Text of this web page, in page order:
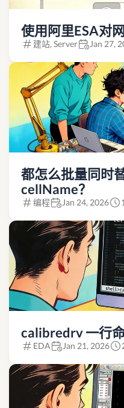
使用阿里ESA对
建站, Server Jan 27,
都怎么批量同时
cellName？
编程 Jan 24, 2026
calibredrv 一行
EDA Jan 21, 2026